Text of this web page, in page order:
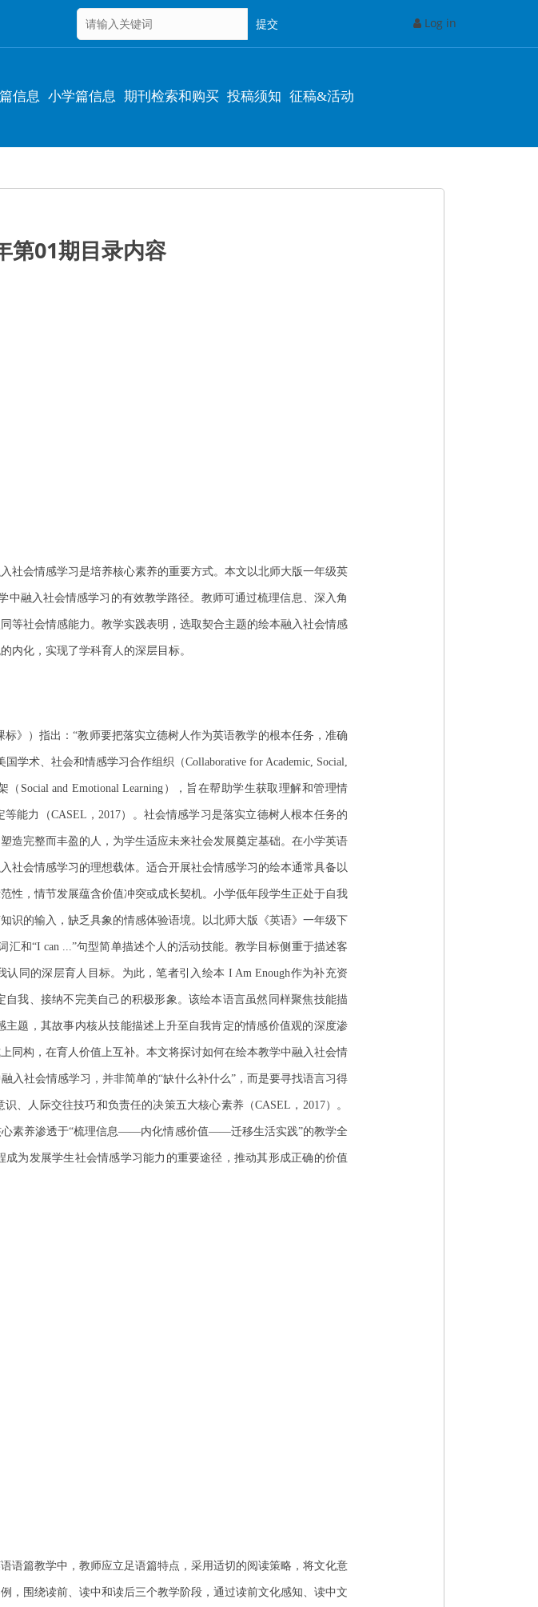
Log in
信息 小学篇信息 期刊检索和购买 投稿须知 征稿&活动
第01期目录内容
社会情感学习是培养核心素养的重要方式。本文以北师大版一年级英
融入社会情感学习的有效教学路径。教师可通过梳理信息、深入角
等社会情感能力。教学实践表明，选取契合主题的绘本融入社会情感
内化，实现了学科育人的深层目标。
》）指出：“教师要把落实立德树人作为英语教学的根本任务，准确
学术、社会和情感学习合作组织（Collaborative for Academic, Social,
Social and Emotional Learning），旨在帮助学生获取理解和管理情
能力（CASEL，2017）。社会情感学习是落实立德树人根本任务的
造完整而丰盈的人，为学生适应未来社会发展奠定基础。在小学英语
社会情感学习的理想载体。适合开展社会情感学习的绘本通常具备以
性，情节发展蕴含价值冲突或成长契机。小学低年段学生正处于自我
识的输入，缺乏具象的情感体验语境。以北师大版《英语》一年级下
和“I can ...”句型简单描述个人的活动技能。教学目标侧重于描述客
同的深层育人目标。为此，笔者引入绘本 I Am Enough作为补充资
我、接纳不完美自己的积极形象。该绘本语言虽然同样聚焦技能描
题，其故事内核从技能描述上升至自我肯定的情感价值观的深度渗
同构，在育人价值上互补。本文将探讨如何在绘本教学中融入社会情
入社会情感学习，并非简单的“缺什么补什么”，而是要寻找语言习得
、人际交往技巧和负责任的决策五大核心素养（CASEL，2017）。
素养渗透于“梳理信息——内化情感价值——迁移生活实践”的教学全
为发展学生社会情感学习能力的重要途径，推动其形成正确的价值
语篇教学中，教师应立足语篇特点，采用适切的阅读策略，将文化意
，围绕读前、读中和读后三个教学阶段，通过读前文化感知、读中文